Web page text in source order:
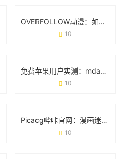
OVERFOLLOW动漫：如何用跨界联动重塑二次元生态？
10
免费苹果用户实测：mdapp下载汅API工具避坑指南
10
Picacg哔咔官网：漫画迷的宝藏库，官方平台使用全攻略
10